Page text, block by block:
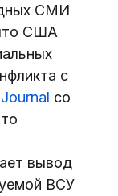
СМИ
США
с
со
вывод
ВСУ